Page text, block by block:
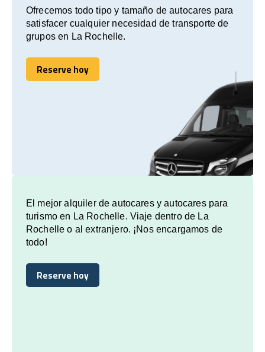
Ofrecemos todo tipo y tamaño de autocares para
satisfacer cualquier necesidad de transporte de
grupos en La Rochelle.
Reserve hoy
Reserve hoy
El mejor alquiler de autocares y autocares para
turismo en La Rochelle. Viaje dentro de La
Rochelle o al extranjero. ¡Nos encargamos de
todo!
Reserve hoy
Reserve hoy